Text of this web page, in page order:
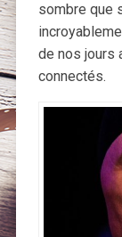
sombre que
de nos jours
connectés.